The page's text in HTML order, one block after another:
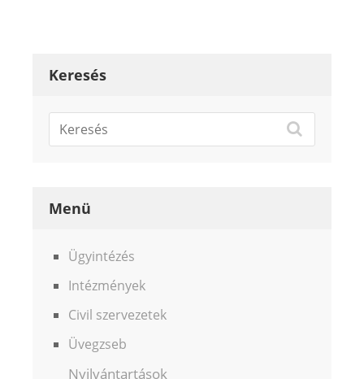
Keresés
Menü
Ügyintézés
Intézmények
Civil szervezetek
Üvegzseb
Nyilvántartások